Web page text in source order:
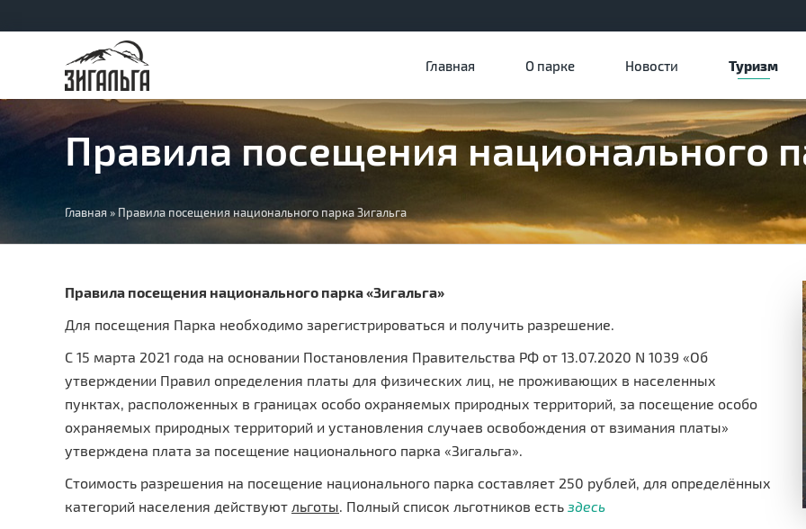
Главная О парке Новости Туризм
Правила посещения национального
Вы
здесь
Главная» Правила посещения национального парка Зигальга
Правила посещения национального парка «Зигальга»
Для посещения Парка необходимо зарегистрироваться и получить разрешение.
С 15 марта 2021 года на основании Постановления Правительства РФ от 13.07.2020 N 1039 «Об
утверждении Правил определения платы для физических лиц, не проживающих в населенных
пунктах, расположенных в границах особо охраняемых природных территорий, за посещение особо
охраняемых природных территорий и установления случаев освобождения от взимания платы»
утверждена плата за посещение национального парка «Зигальга».
Стоимость разрешения на посещение национального парка составляет 250 рублей, для определённых
категорий населения действуют льготы. Полный список льготников есть здесь